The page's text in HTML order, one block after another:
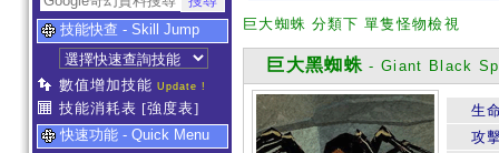
技能快查 - Skill Jump
數值增加技能 Update !
技能消耗表 [強度表]
快速功能 - Quick Menu
巨大蜘蛛 分類下 單隻怪物檢視
巨大黑蜘蛛 - Giant Black
生
攻